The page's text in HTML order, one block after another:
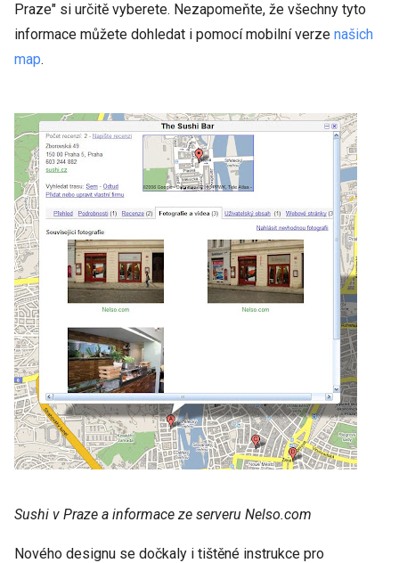
Praze" si určitě vyberete. Nezapomeňte, že všechny tyto
informace můžete dohledat i pomocí mobilní verze našich
map.
Sushi v Praze a informace ze serveru Nelso.com
Nového designu se dočkaly i tištěné instrukce pro